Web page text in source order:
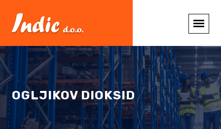
OGLJIKOV DIOKSID